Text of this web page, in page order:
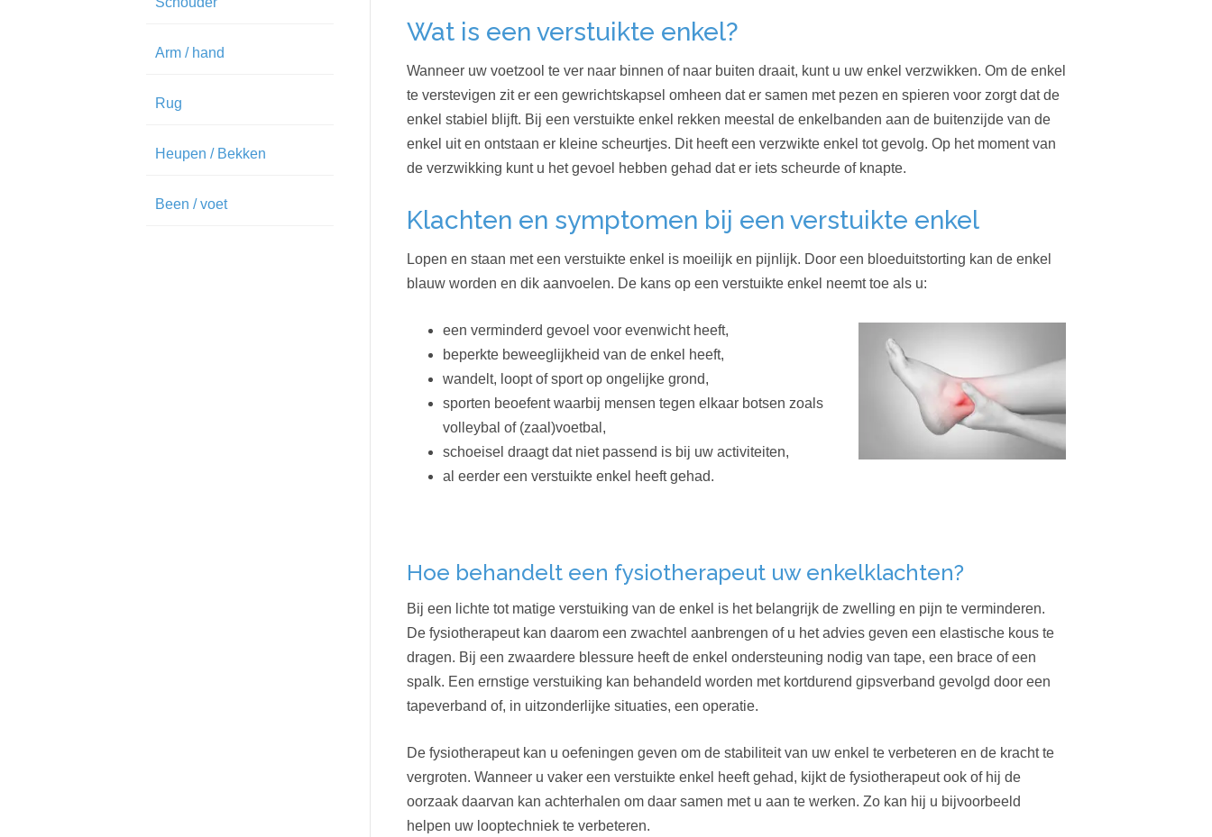
Arm / hand
Rug
Heupen / Bekken
Been / voet
Wat is een verstuikte enkel?
Wanneer uw voetzool te ver naar binnen of naar buiten draait, kunt u uw enkel verzwikken. Om de enkel
te verstevigen zit er een gewrichtskapsel omheen dat er samen met pezen en spieren voor zorgt dat de
enkel stabiel blijft. Bij een verstuikte enkel rekken meestal de enkelbanden aan de buitenzijde van de
enkel uit en ontstaan er kleine scheurtjes. Dit heeft een verzwikte enkel tot gevolg. Op het moment van
de verzwikking kunt u het gevoel hebben gehad dat er iets scheurde of knapte.
Klachten en symptomen bij een verstuikte enkel
Lopen en staan met een verstuikte enkel is moeilijk en pijnlijk. Door een bloeduitstorting kan de enkel
blauw worden en dik aanvoelen. De kans op een verstuikte enkel neemt toe als u:
een verminderd gevoel voor evenwicht heeft,
beperkte beweeglijkheid van de enkel heeft,
wandelt, loopt of sport op ongelijke grond,
sporten beoefent waarbij mensen tegen elkaar botsen zoals
volleybal of (zaal)voetbal,
schoeisel draagt dat niet passend is bij uw activiteiten,
al eerder een verstuikte enkel heeft gehad.
Hoe behandelt een fysiotherapeut uw enkelklachten?
Bij een lichte tot matige verstuiking van de enkel is het belangrijk de zwelling en pijn te verminderen.
De fysiotherapeut kan daarom een zwachtel aanbrengen of u het advies geven een elastische kous te
dragen. Bij een zwaardere blessure heeft de enkel ondersteuning nodig van tape, een brace of een
spalk. Een ernstige verstuiking kan behandeld worden met kortdurend gipsverband gevolgd door een
tapeverband of, in uitzonderlijke situaties, een operatie.
De fysiotherapeut kan u oefeningen geven om de stabiliteit van uw enkel te verbeteren en de kracht te
vergroten. Wanneer u vaker een verstuikte enkel heeft gehad, kijkt de fysiotherapeut ook of hij de
oorzaak daarvan kan achterhalen om daar samen met u aan te werken. Zo kan hij u bijvoorbeeld
helpen uw looptechniek te verbeteren.